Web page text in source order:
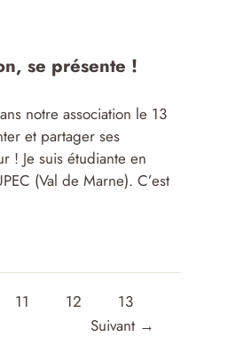
se présente !
notre association le 13
et partager ses
! Je suis étudiante en
(Val de Marne). C’est
11 12
13
Suivant →